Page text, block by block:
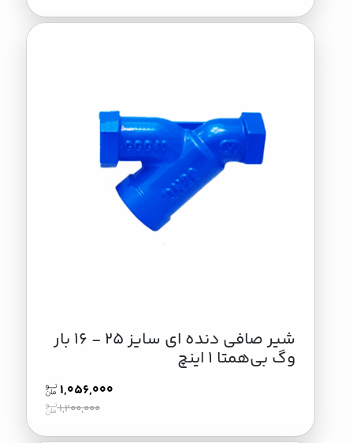
شیر صافی دنده ای سایز 25 - 16 بار
وگ بی‌همتا 1 اینچ
1,056,000
1,200,000